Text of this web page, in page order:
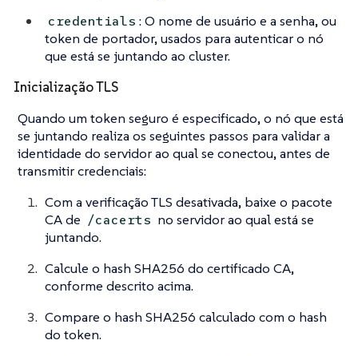
credentials : O nome de usuário e a senha, ou
token de portador, usados para autenticar o nó
que está se juntando ao cluster.
Inicialização TLS
Quando um token seguro é especificado, o nó que está
se juntando realiza os seguintes passos para validar a
identidade do servidor ao qual se conectou, antes de
transmitir credenciais:
Com a verificação TLS desativada, baixe o pacote
CA de /cacerts no servidor ao qual está se
juntando.
Calcule o hash SHA256 do certificado CA,
conforme descrito acima.
Compare o hash SHA256 calculado com o hash
do token.